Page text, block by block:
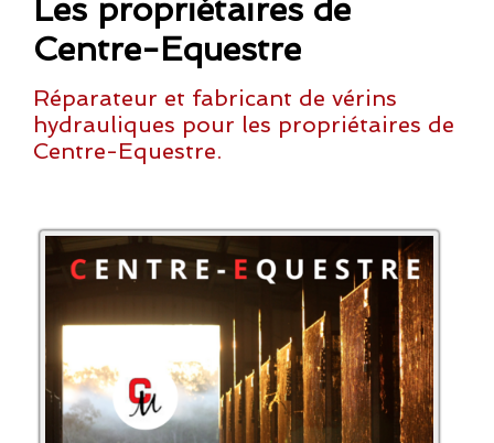
Les propriétaires de
Centre-Equestre
Réparateur et fabricant de vérins
hydrauliques pour les propriétaires de
Centre-Equestre.